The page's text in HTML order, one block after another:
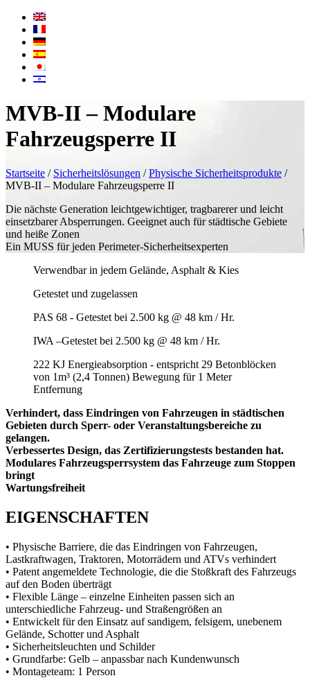
MVB-II – Modulare
Fahrzeugsperre II
Startseite / Sicherheitslösungen /Physische Sicherheitsprodukte /
MVB-II – Modulare Fahrzeugsperre II
Die nächste Generation leichtgewichtiger, tragbarerer und leicht
einsetzbarer Absperrungen. Geeignet auch für städtische Gebiete
und heiße Zonen
Ein MUSS für jeden Perimeter-Sicherheitsexperten
Verwendbar in jedem Gelände, Asphalt & Kies
Getestet und zugelassen
PAS 68 - Getestet bei 2.500 kg @ 48 km / Hr.
IWA –Getestet bei 2.500 kg @ 48 km / Hr.
222 KJ Energieabsorption - entspricht 29 Betonblöcken
von 1m³ (2,4 Tonnen) Bewegung für 1 Meter
Entfernung
Verhindert, dass Eindringen von Fahrzeugen in städtischen
Gebieten durch Sperr- oder Veranstaltungsbereiche zu
gelangen.
Verbessertes Design, das Zertifizierungstests bestanden hat.
Modulares Fahrzeugsperrsystem das Fahrzeuge zum Stoppen
bringt
Wartungsfreiheit
EIGENSCHAFTEN
• Physische Barriere, die das Eindringen von Fahrzeugen,
Lastkraftwagen, Traktoren, Motorrädern und ATVs verhindert
• Patent angemeldete Technologie, die die Stoßkraft des Fahrzeugs
auf den Boden überträgt
• Flexible Länge – einzelne Einheiten passen sich an
unterschiedliche Fahrzeug- und Straßengrößen an
• Entwickelt für den Einsatz auf sandigem, felsigem, unebenem
Gelände, Schotter und Asphalt
• Sicherheitsleuchten und Schilder
• Grundfarbe: Gelb – anpassbar nach Kundenwunsch
• Montageteam: 1 Person